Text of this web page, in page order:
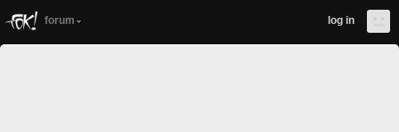
forum log in